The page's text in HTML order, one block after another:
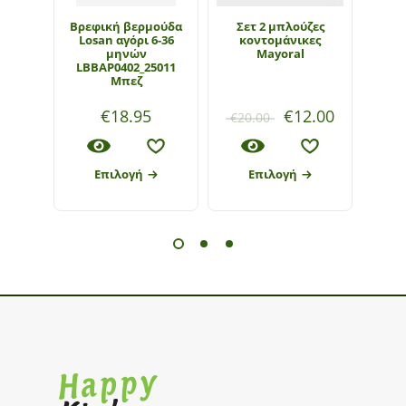
Βρεφική βερμούδα
Losan αγόρι 6-36
μηνών
LBBAP0402_25011
Μπεζ
€18.95
Επιλογή
Σετ 2 μπλούζες
κοντομάνικες
Mayoral
€20.00 €12.00
Επιλογή